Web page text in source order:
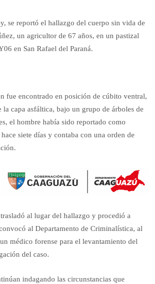
se reportó el hallazgo del cuerpo sin vida de
un agricultor de 67 años, en un pastizal
en San Rafael del Paraná.
fue encontrado en posición de cúbito ventral,
la capa asfáltica, bajo un grupo de árboles de
el hombre había sido reportado como
siete días y contaba con una orden de
al lugar del hallazgo y procedió a
al Departamento de Criminalística, al
médico forense para el levantamiento del
del caso.
indagando las circunstancias que